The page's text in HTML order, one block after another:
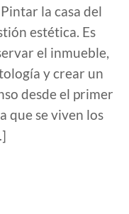
la casa del
estética. Es
el inmueble,
y crear un
desde el primer
que se viven los